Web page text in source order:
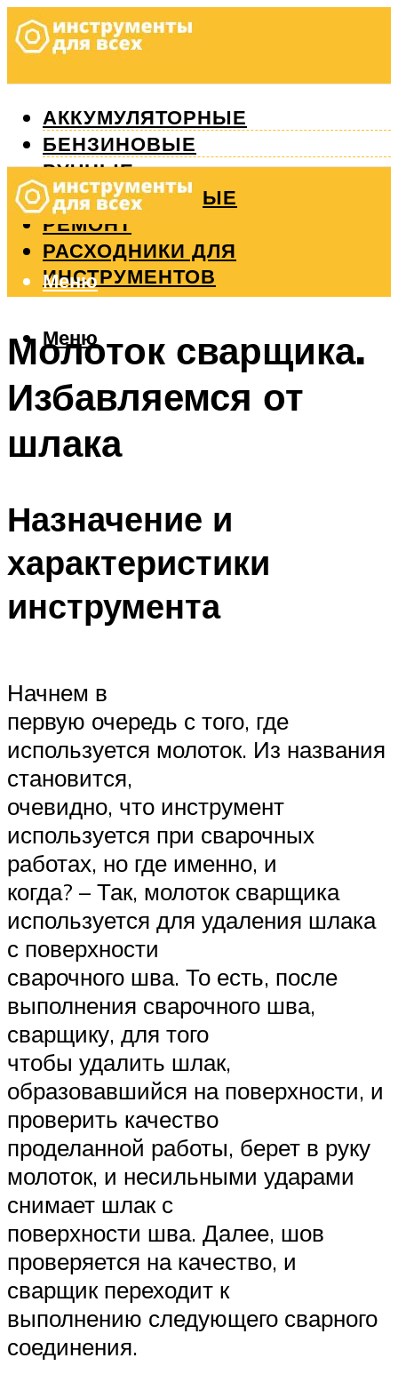
АККУМУЛЯТОРНЫЕ
БЕНЗИНОВЫЕ
РУЧНЫЕ
ИЗМЕРИТЕЛЬНЫЕ
РЕМОНТ
РАСХОДНИКИ ДЛЯ
ИНСТРУМЕНТОВ
Меню
Меню
Молоток сварщика.
Избавляемся от
шлака
Назначение и
характеристики
инструмента
Начнем в
первую очередь с того, где
используется молоток. Из названия
становится,
очевидно, что инструмент
используется при сварочных
работах, но где именно, и
когда? – Так, молоток сварщика
используется для удаления шлака
с поверхности
сварочного шва. То есть, после
выполнения сварочного шва,
сварщику, для того
чтобы удалить шлак,
образовавшийся на поверхности, и
проверить качество
проделанной работы, берет в руку
молоток, и несильными ударами
снимает шлак с
поверхности шва. Далее, шов
проверяется на качество, и
сварщик переходит к
выполнению следующего сварного
соединения.